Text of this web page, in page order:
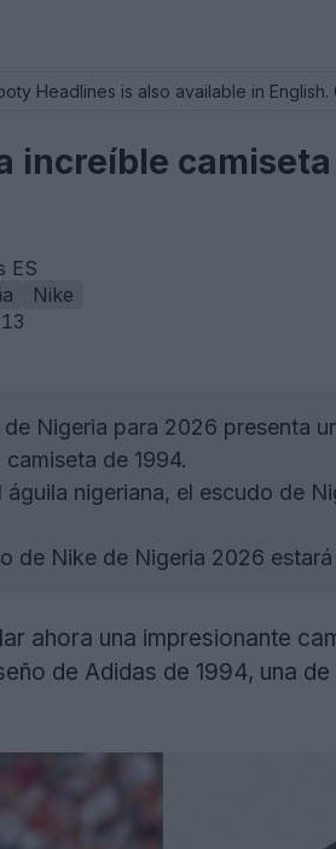
Headlines is also available in
increíble
ES
Nike
13
Nigeria para 2026 presenta
de 1994.
águila nigeriana, el escudo de
de Nike de Nigeria 2026
ahora una impresionante
de Adidas de 1994, una